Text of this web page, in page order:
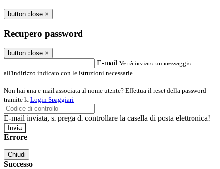
button close ×
Recupero password
button close ×
E-mail Verrà inviato un messaggio
all'indirizzo indicato con le istruzioni necessarie.
Non hai una e-mail associata al nome utente? Effettua il reset della password
tramite la Login Spaggiari
E-mail inviata, si prega di controllare la casella di posta elettronica!
Errore
Chiudi
Successo